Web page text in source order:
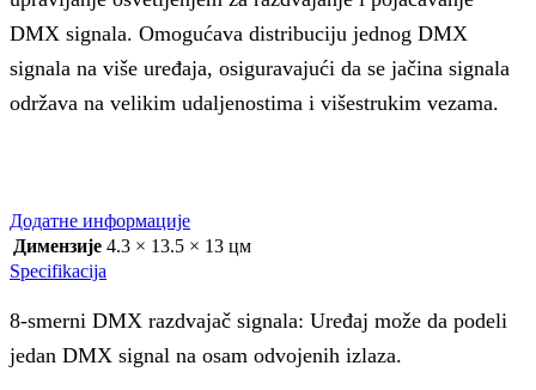
DMX signala. Omogućava distribuciju jednog DMX
signala na više uređaja, osiguravajući da se jačina signala
održava na velikim udaljenostima i višestrukim vezama.
Додатне информације
Димензије 4.3 × 13.5 × 13 цм
Specifikacija
8-smerni DMX razdvajač signala: Uređaj može da podeli
jedan DMX signal na osam odvojenih izlaza.